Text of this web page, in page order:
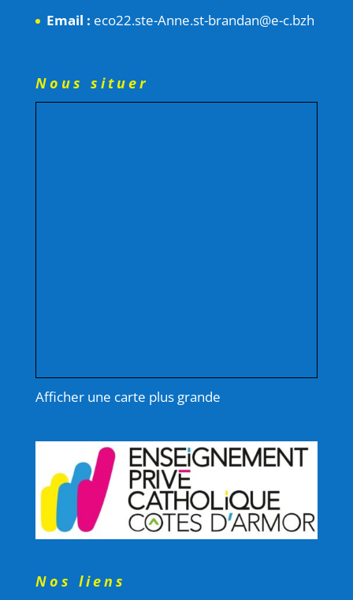
Email : eco22.ste-Anne.st-brandan@e-c.bzh
Nous situer
Afficher une carte plus grande
Nos liens